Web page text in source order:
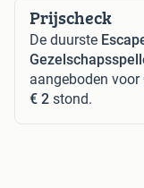
Prijscheck
De duurste
aangeboden voor
€ 2 stond.